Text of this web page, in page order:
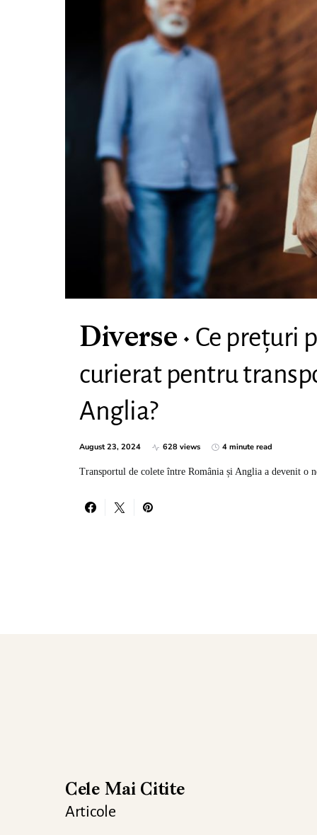
Diverse
Ce prețuri
curierat pentru
Anglia?
August 23, 2024 628 views 4 minute read
Transportul de colete între România și Anglia a devenit o
Cele Mai Citite
Articole